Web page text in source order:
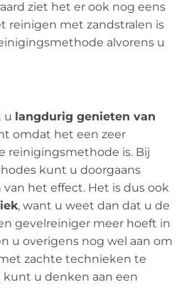
ziet het er ook nog eens
reinigen met zandstralen is
alvorens u
u langdurig genieten van
omdat het een zeer
reinigingsmethode is. Bij
kunt u doorgaans
het effect. Het is dus ook
, want u weet dan dat u de
gevelreiniger meer hoeft in
u overigens nog wel aan om
zachte technieken te
kunt u denken aan een